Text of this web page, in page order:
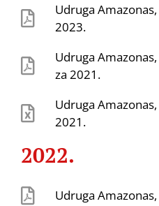
Udruga
2023.
Udruga
za 2021.
Udruga
2021.
2022.
Udruga